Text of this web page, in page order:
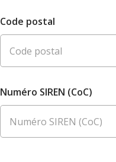
Code postal
Numéro SIREN (CoC)